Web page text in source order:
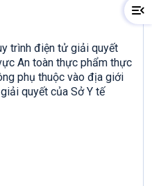
trình điện tử giải quyết
An toàn thực phẩm thực
phụ thuộc vào địa giới
quyết của Sở Y tế